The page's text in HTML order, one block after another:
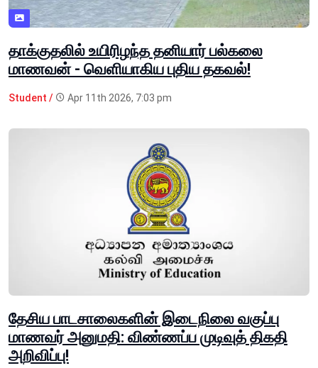
தாக்குதலில் உயிரிழந்த தனியார் பல்கலை
மாணவன் - வெளியாகிய புதிய தகவல்!
Student / Apr 11th 2026, 7:03 pm
தேசிய பாடசாலைகளின் இடைநிலை வகுப்பு
மாணவர் அனுமதி: விண்ணப்ப முடிவுத் திகதி
அறிவிப்பு!